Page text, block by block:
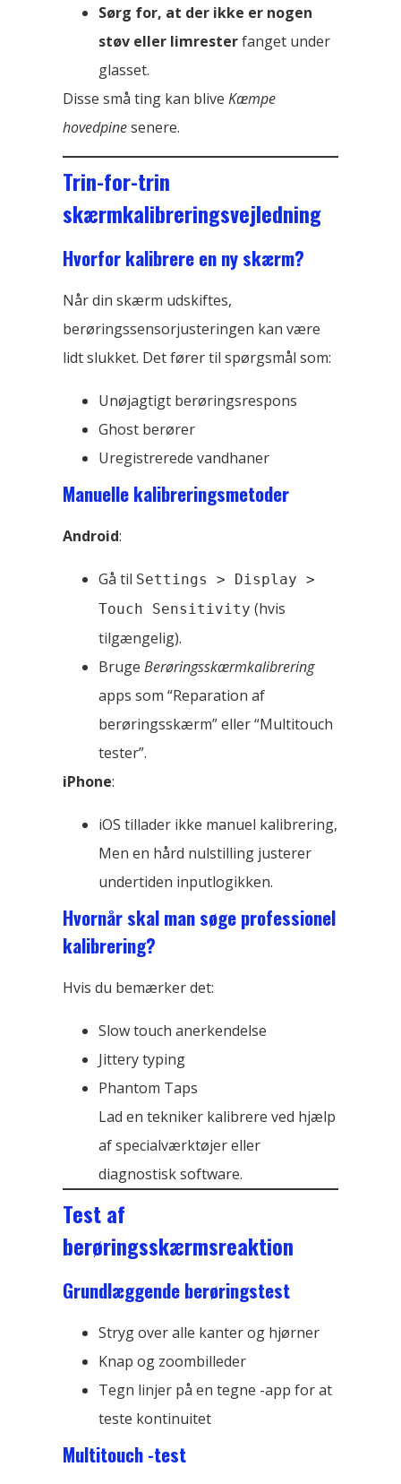
Sørg for, at der ikke er nogen
støv eller limresterfanget under
glasset.
Disse små ting kan blive Kæmpe
hovedpinesenere.
Trin-for-trin
skærmkalibreringsvejledning
Hvorfor kalibrere en ny skærm?
Når din skærm udskiftes,
berøringssensorjusteringen kan være
lidt slukket. Det fører til spørgsmål som:
Unøjagtigt berøringsrespons
Ghost berører
Uregistrerede vandhaner
Manuelle kalibreringsmetoder
Android:
Gå til Settings > Display >
Touch Sensitivity (hvis
tilgængelig).
Bruge Berøringsskærmkalibrering
apps som “Reparation af
berøringsskærm” eller “Multitouch
tester”.
iPhone:
iOS tillader ikke manuel kalibrering,
Men en hård nulstilling justerer
undertiden inputlogikken.
Hvornår skal man søge professionel
kalibrering?
Hvis du bemærker det:
Slow touch anerkendelse
Jittery typing
Phantom Taps
Lad en tekniker kalibrere ved hjælp
af specialværktøjer eller
diagnostisk software.
Test af
berøringsskærmsreaktion
Grundlæggende berøringstest
Stryg over alle kanter og hjørner
Knap og zoombilleder
Tegn linjer på en tegne -app for at
teste kontinuitet
Multitouch -test